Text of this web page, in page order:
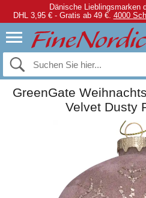
Dänische Lieblingsmarken
DHL 3,95 € - Gratis ab 49 €. 4000
GreenGate
Velvet Dusty